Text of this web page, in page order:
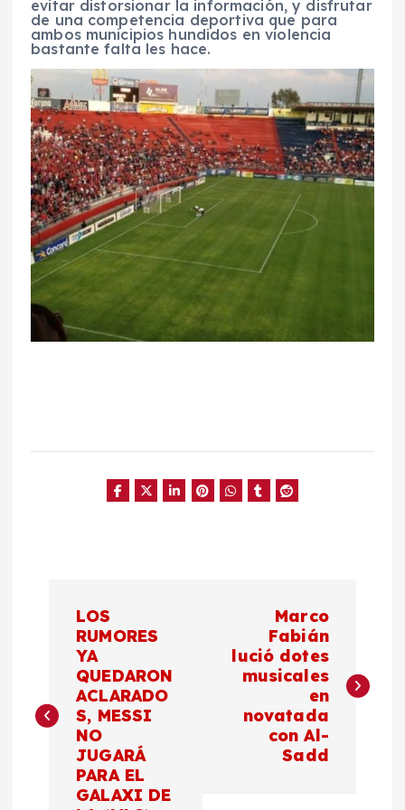
evitar distorsionar la información, y disfrutar
de una competencia deportiva que para
ambos municipios hundidos en violencia
bastante falta les hace.
e
LOS
RUMORES
YA
QUEDARON
ACLARADO
S, MESSI
NO
JUGARÁ
PARA EL
GALAXI DE
Marco
Fabián
lució dotes
musicales
en
novatada
con Al-
Sadd